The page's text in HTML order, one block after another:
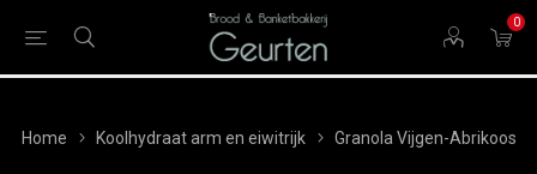
0
Home Koolhydraat arm en eiwitrijk Granola Vijgen-Abrikoos